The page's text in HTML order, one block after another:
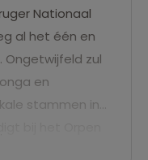
Nationaal
al het één en
zul
en
stammen in